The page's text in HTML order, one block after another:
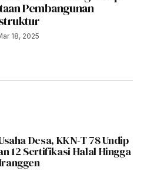
Pembangunan
18, 2025
Desa, KKN-T 78 Undip
12 Sertifikasi Halal Hingga